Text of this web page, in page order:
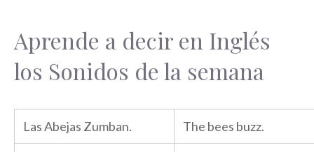
Aprende a decir en Inglés
los Sonidos de la semana
Las Abejas Zumban. The bees buzz.